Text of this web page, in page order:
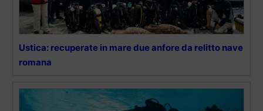
Ustica: recuperate in mare due anfore da relitto nave
romana